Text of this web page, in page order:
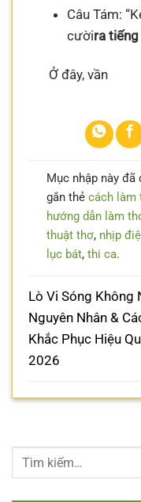
Câu Tám:
cườira tiếng
Ở đây, vần
Mục nhập này
gắn thẻ cách làm
hướng dẫn làm
thuật thơ, nhịp
lục bát, thi ca.
Lò Vi Sóng Không
Nguyên Nhân &
Khắc Phục Hiệu
2026